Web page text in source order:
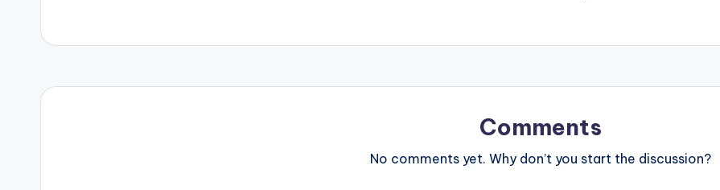
Comments
No comments yet. Why don’t you start the discussion?